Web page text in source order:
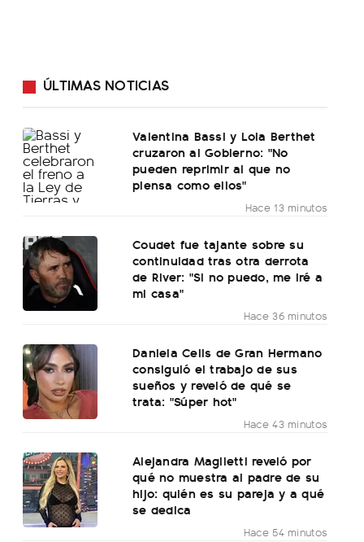
ÚLTIMAS NOTICIAS
Valentina Bassi y Lola Berthet
cruzaron al Gobierno: "No
pueden reprimir al que no
piensa como ellos"
Hace 13 minutos
Coudet fue tajante sobre su
continuidad tras otra derrota
de River: "Si no puedo, me iré a
mi casa"
Hace 36 minutos
Daniela Celis de Gran Hermano
consiguió el trabajo de sus
sueños y reveló de qué se
trata: "Súper hot"
Hace 43 minutos
Alejandra Maglietti reveló por
qué no muestra al padre de su
hijo: quién es su pareja y a qué
se dedica
Hace 54 minutos